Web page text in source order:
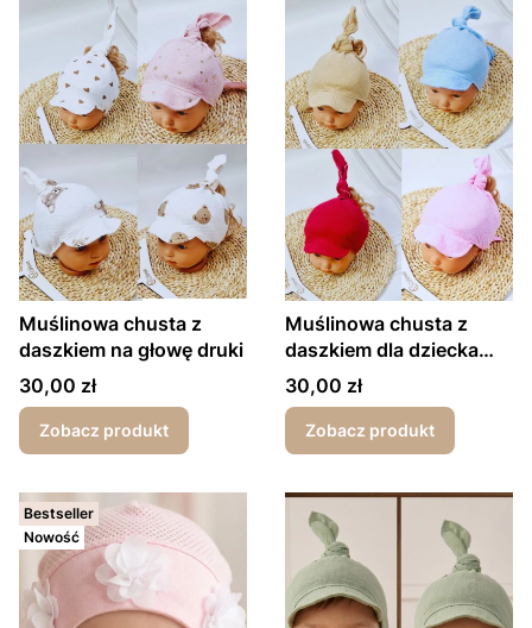
Muślinowa chusta z
daszkiem na głowę druki
Cena
30,00 zł
Zobacz produkt
Muślinowa chusta z
daszkiem dla dziecka
gładka dużo kolorów
Cena
30,00 zł
Zobacz produkt
Bestseller
Nowość